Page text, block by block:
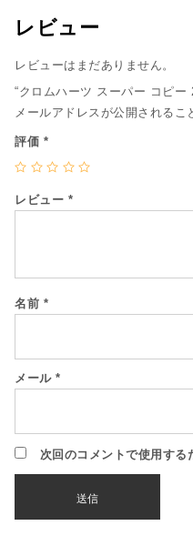
レビュー
レビューはまだありません。
“クロムハーツ スーパー コピ
メールアドレスが公開されるこ
評価 *
レビュー *
名前 *
メール *
次回のコメントで使用す